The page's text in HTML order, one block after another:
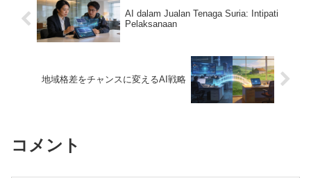
AI dalam Jualan Tenaga Suria: Intipati
Pelaksanaan
地域格差をチャンスに変えるAI戦略
コメント